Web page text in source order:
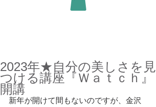
2023年★自分の美しさを見
つける講座『Ｗａｔｃｈ』
開講
新年が開けて間もないのですが、金沢